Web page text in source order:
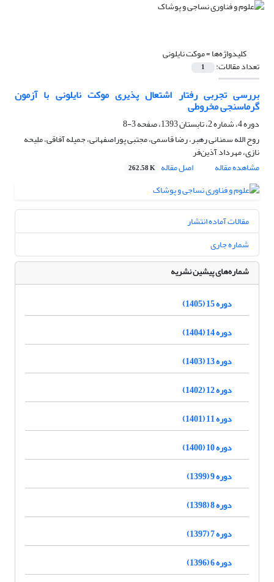
کلیدواژه‌ها =موکت نایلونی
تعداد مقالات: 1
بررسی تجربی رفتار اشتعال پذیری موکت نایلونی با آزمون
گرماسنجی مخروطی
دوره 4، شماره 2، تابستان 1393، صفحه
3-8
روح الله سمنانی رهبر، رضا قاسمی، مجتبی پوراصفهانی، جمیله آفاقی، ملیحه
نازی، مهرداد آذین‌فر
مشاهده مقاله
اصل مقاله 262.58 K
مقالات آماده انتشار
شماره جاری
شماره‌های پیشین نشریه
دوره 15 (1405)
دوره 14 (1404)
دوره 13 (1403)
دوره 12 (1402)
دوره 11 (1401)
دوره 10 (1400)
دوره 9 (1399)
دوره 8 (1398)
دوره 7 (1397)
دوره 6 (1396)